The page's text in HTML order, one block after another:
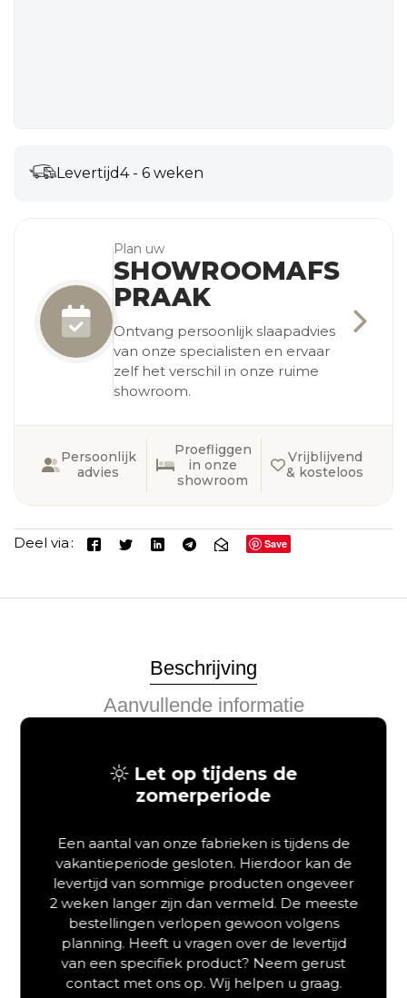
Levertijd4 - 6 weken
Plan uw
SHOWROOMAFS
PRAAK
Ontvang persoonlijk slaapadvies
van onze specialisten en ervaar
zelf het verschil in onze ruime
showroom.
Persoonlijk
advies
Proefliggen
in onze
showroom
Vrijblijvend
& kosteloos
Deel via Save
Beschrijving
Aanvullende informatie
Let op tijdens de
zomerperiode
Een aantal van onze fabrieken is tijdens de
vakantieperiode gesloten. Hierdoor kan de
levertijd van sommige producten ongeveer
2 weken langer zijn dan vermeld. De meeste
bestellingen verlopen gewoon volgens
planning. Heeft u vragen over de levertijd
van een specifiek product? Neem gerust
contact met ons op. Wij helpen u graag.